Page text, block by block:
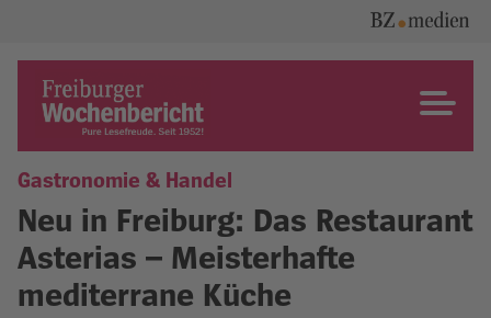
content
Freiburger Wochenbericht
Gastronomie & Handel
Neu in Freiburg: Das Restaurant
Asterias – Meisterhafte
mediterrane Küche